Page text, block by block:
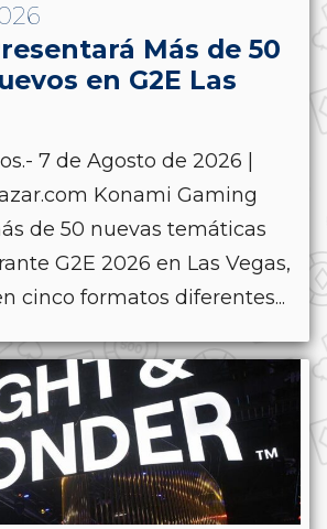
Más de 50
en G2E Las
7 de Agosto de 2026 |
Konami Gaming
de 50 nuevas temáticas
G2E 2026 en Las Vegas,
cinco formatos diferentes...